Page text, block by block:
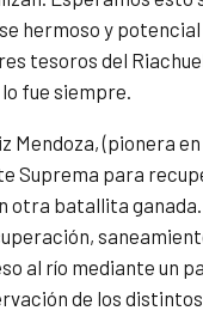
hermoso y
tesoros del
fue siempre.
(pionera
Suprema para
otra batallita
al río mediante un
de los